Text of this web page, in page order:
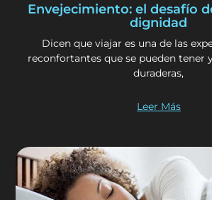
Envejecimiento: el desafío
dignidad
Dicen que viajar es una de las
reconfortantes que se pueden tener
duraderas,
Leer Más